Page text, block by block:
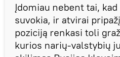
Įdomiau nebent tai,
suvokia, ir atvirai
poziciją renkasi toli
kurios narių-valstybių